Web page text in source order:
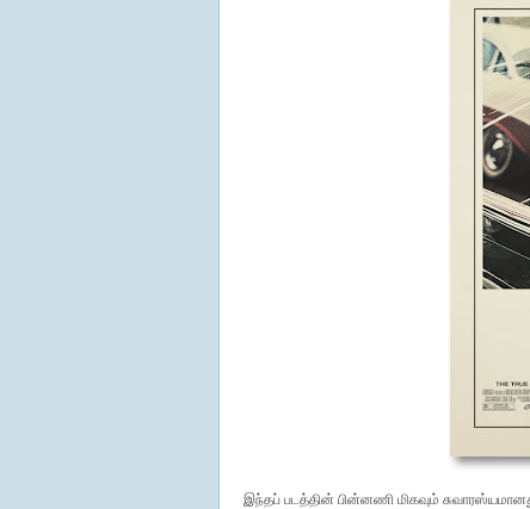
இந்தப் படத்தின் பின்னணி மிகவும்